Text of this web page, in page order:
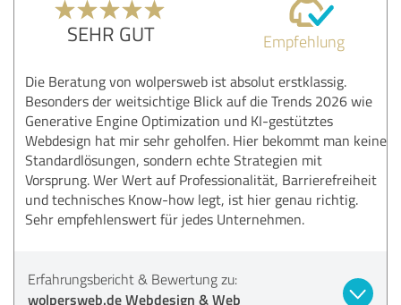
SEHR GUT Empfehlung
Die Beratung von wolpersweb ist absolut erstklassig.
Besonders der weitsichtige Blick auf die Trends 2026 wie
Generative Engine Optimization und KI-gestütztes
Webdesign hat mir sehr geholfen. Hier bekommt man keine
Standardlösungen, sondern echte Strategien mit
Vorsprung. Wer Wert auf Professionalität, Barrierefreiheit
und technisches Know-how legt, ist hier genau richtig.
Sehr empfehlenswert für jedes Unternehmen.
Erfahrungsbericht & Bewertung zu:
wolpersweb.de Webdesign & Web